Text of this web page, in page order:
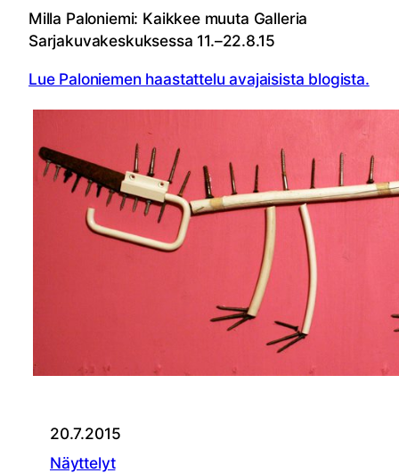
Milla Paloniemi: Kaikkee muuta Galleria
Sarjakuvakeskuksessa 11.–22.8.15
Lue Paloniemen haastattelu avajaisista blogista.
20.7.2015
Näyttelyt